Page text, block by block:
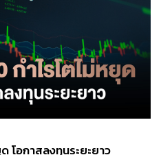
โอกาสลงทุนระยะยาว